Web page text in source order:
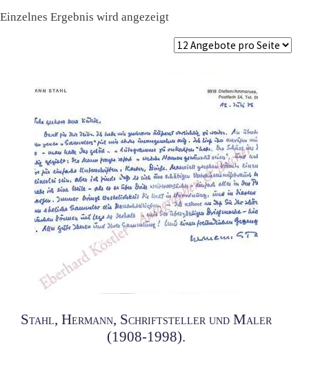
Einzelnes Ergebnis wird angezeigt
Stahl, Hermann, Schriftsteller und Maler
(1908-1998).